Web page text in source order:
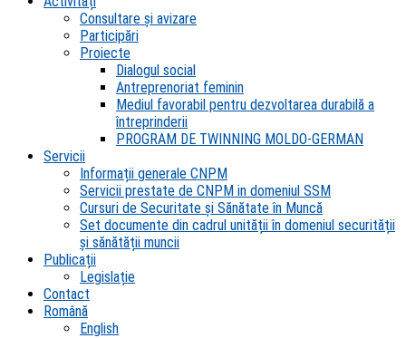
Consultare și avizare
Participări
Proiecte
Dialogul social
Antreprenoriat feminin
Mediul favorabil pentru dezvoltarea durabilă a
întreprinderii
PROGRAM DE TWINNING MOLDO-GERMAN
Servicii
Informații generale CNPM
Servicii prestate de CNPM in domeniul SSM
Cursuri de Securitate și Sănătate în Muncă
Set documente din cadrul unității în domeniul securității
și sănătății muncii
Publicații
Legislație
Contact
Română
English